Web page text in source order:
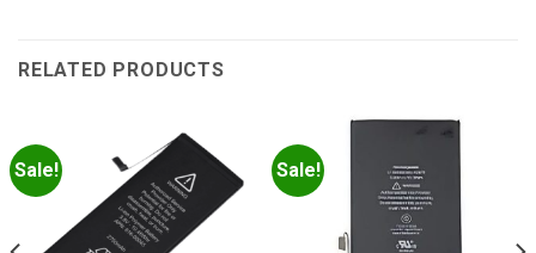
RELATED PRODUCTS
Sale! Sale!